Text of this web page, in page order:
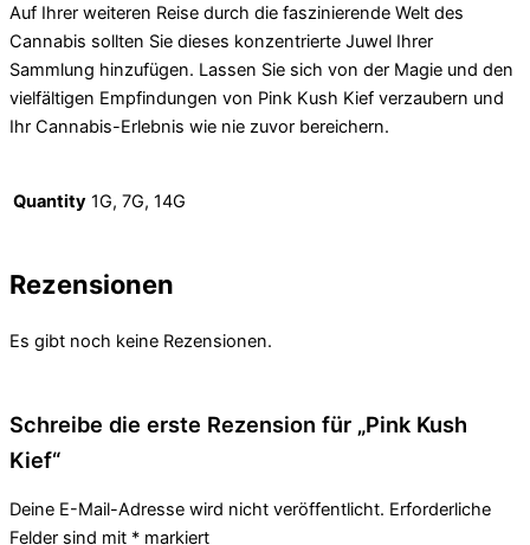
Auf Ihrer weiteren Reise durch die faszinierende Welt des
Cannabis sollten Sie dieses konzentrierte Juwel Ihrer
Sammlung hinzufügen. Lassen Sie sich von der Magie und den
vielfältigen Empfindungen von Pink Kush Kief verzaubern und
Ihr Cannabis-Erlebnis wie nie zuvor bereichern.
Quantity 1G, 7G, 14G
Rezensionen
Es gibt noch keine Rezensionen.
Schreibe die erste Rezension für „Pink Kush
Kief“
Deine E-Mail-Adresse wird nicht veröffentlicht. Erforderliche
Felder sind mit * markiert